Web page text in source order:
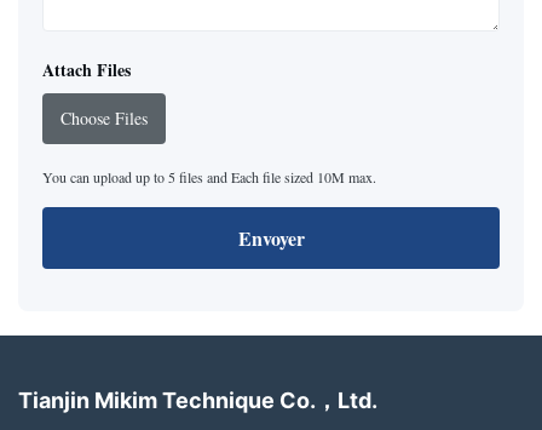
Attach Files
Choose Files
You can upload up to 5 files and Each file sized 10M max.
Envoyer
Tianjin Mikim Technique Co.，Ltd.